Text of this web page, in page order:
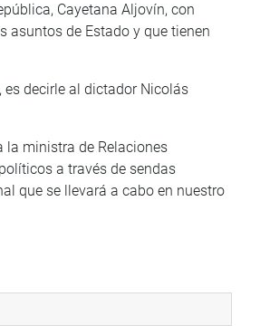
Cayetana Aljovín, con
asuntos de Estado y que tienen
es decirle al dictador Nicolás
la ministra de Relaciones
a través de sendas
que se llevará a cabo en nuestro
es decir, el 11 y 12 de abril.